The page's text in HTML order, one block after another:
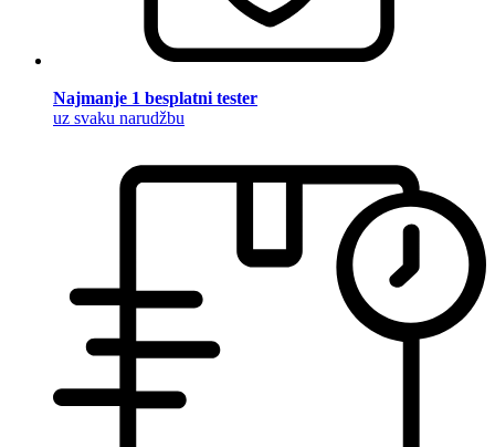
Najmanje 1 besplatni tester
uz svaku narudžbu